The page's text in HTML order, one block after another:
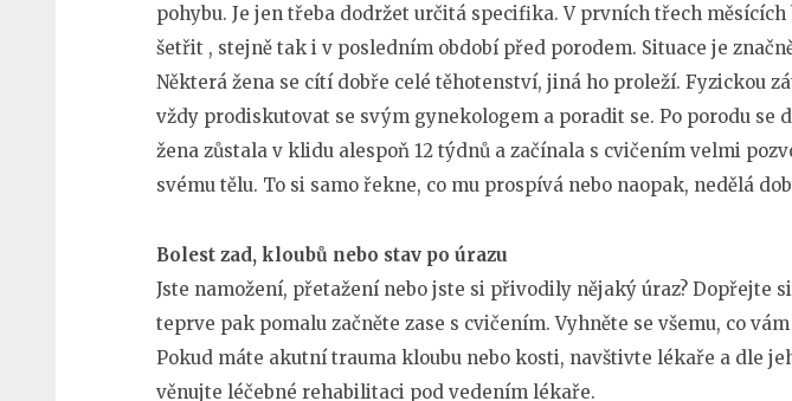
pohybu. Je jen třeba dodržet určitá specifika. V prvních třech měsících
šetřit , stejně tak i v posledním období před porodem. Situace je
Některá žena se cítí dobře celé těhotenství, jiná ho proleží. Fyzickou
vždy prodiskutovat se svým gynekologem a poradit se. Po porodu se
žena zůstala v klidu alespoň 12 týdnů a začínala s cvičením velmi
svému tělu. To si samo řekne, co mu prospívá nebo naopak, nedělá
Bolest zad, kloubů nebo stav po úrazu
Jste namožení, přetažení nebo jste si přivodily nějaký úraz? Dopřejte
teprve pak pomalu začněte zase s cvičením. Vyhněte se všemu, co
Pokud máte akutní trauma kloubu nebo kosti, navštivte lékaře a dle
věnujte léčebné rehabilitaci pod vedením lékaře.